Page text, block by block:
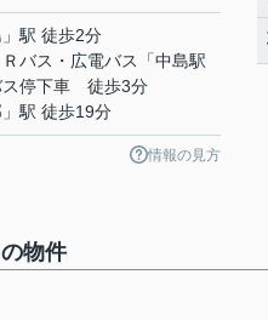
」駅 徒歩2分
バス・広電バス「中島駅
ス停下車 徒歩3分
」駅 徒歩19分
情報の見方
物件